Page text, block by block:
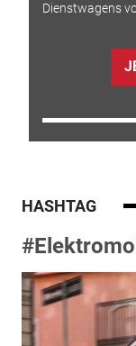
Dienstwagens
HASHTAG